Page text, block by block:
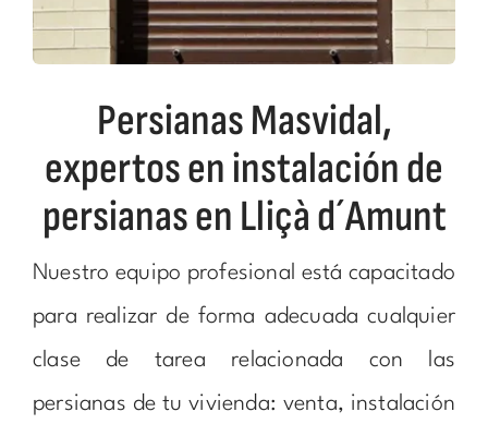
Persianas Masvidal,
expertos en instalación de
persianas en Lliçà d´Amunt
Nuestro equipo profesional está capacitado
para realizar de forma adecuada cualquier
clase de tarea relacionada con las
persianas de tu vivienda: venta, instalación